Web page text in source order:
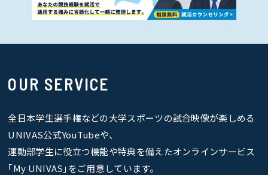
OUR SERVICE
全日本学生選手権などの大学スポーツの試合映像が楽しめる
UNIVAS公式YouTubeや、
運動部学生に役立つ機能や特典を備えたオンラインサービス
｢My UNIVAS｣をご用意しています。